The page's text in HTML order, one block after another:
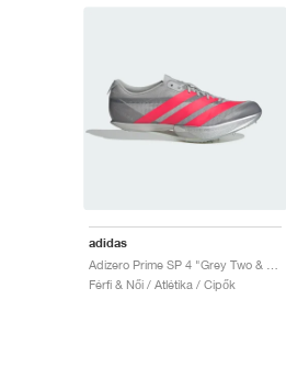
adidas
Férfi & Női / Atlétika / Cipők